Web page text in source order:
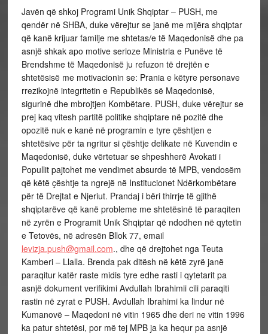
Javën që shkoj Programi Unik Shqiptar – PUSH, me
qendër në SHBA, duke vërejtur se janë me mijëra shqiptar
që kanë krijuar familje me shtetas/e të Maqedonisë dhe pa
asnjë shkak apo motive serioze Ministria e Punëve të
Brendshme të Maqedonisë ju refuzon të drejtën e
shtetësisë me motivacionin se: Prania e këtyre personave
rrezikojnë integritetin e Republikës së Maqedonisë,
sigurinë dhe mbrojtjen Kombëtare. PUSH, duke vërejtur se
prej kaq vitesh partitë politike shqiptare në pozitë dhe
opozitë nuk e kanë në programin e tyre çështjen e
shtetësive për ta ngritur si çështje delikate në Kuvendin e
Maqedonisë, duke vërtetuar se shpeshherë Avokati i
Popullit pajtohet me vendimet absurde të MPB, vendosëm
që këtë çështje ta ngrejë në Institucionet Ndërkombëtare
për të Drejtat e Njeriut. Prandaj i bëri thirrje të gjithë
shqiptarëve që kanë probleme me shtetësinë të paraqiten
në zyrën e Programit Unik Shqiptar që ndodhen në qytetin
e Tetovës, në adresën Bllok 77, email
levizja.push@gmail.com., dhe që drejtohet nga Teuta
Kamberi – Llalla. Brenda pak ditësh në këtë zyrë janë
paraqitur katër raste midis tyre edhe rasti i qytetarit pa
asnjë dokument verifikimi Avdullah Ibrahimii cili paraqiti
rastin në zyrat e PUSH. Avdullah Ibrahimi ka lindur në
Kumanovë – Maqedoni në vitin 1965 dhe deri ne vitin 1996
ka patur shtetësi, por më tej MPB ja ka hequr pa asnjë